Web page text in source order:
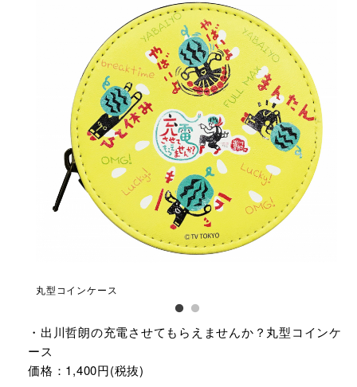
丸型コインケース
・出川哲朗の充電させてもらえませんか？丸型コインケ
ース
価格：1,400円(税抜)